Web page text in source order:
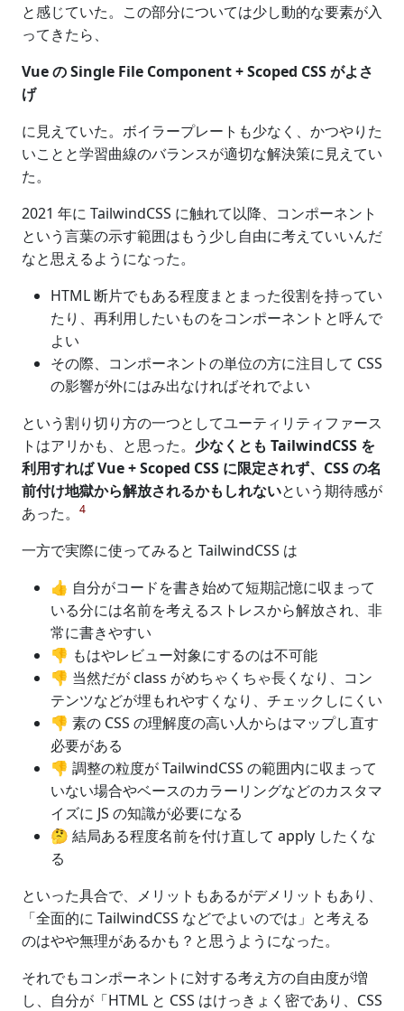
と感じていた。この部分については少し動的な要素が入
ってきたら、
Vue の Single File Component + Scoped CSS がよさ
げ
に見えていた。ボイラープレートも少なく、かつやりた
いことと学習曲線のバランスが適切な解決策に見えてい
た。
2021 年に TailwindCSS に触れて以降、コンポーネント
という言葉の示す範囲はもう少し自由に考えていいんだ
なと思えるようになった。
HTML 断片でもある程度まとまった役割を持ってい
たり、再利用したいものをコンポーネントと呼んで
よい
その際、コンポーネントの単位の方に注目して CSS
の影響が外にはみ出なければそれでよい
という割り切り方の一つとしてユーティリティファース
トはアリかも、と思った。 少なくとも TailwindCSS を
利用すれば Vue + Scoped CSS に限定されず、CSS の名
前付け地獄から解放されるかもしれないという期待感が
あった。
4
一方で実際に使ってみると TailwindCSS は
👍 自分がコードを書き始めて短期記憶に収まって
いる分には名前を考えるストレスから解放され、非
常に書きやすい
👎 もはやレビュー対象にするのは不可能
👎 当然だが class がめちゃくちゃ長くなり、コン
テンツなどが埋もれやすくなり、チェックしにくい
👎 素の CSS の理解度の高い人からはマップし直す
必要がある
👎 調整の粒度が TailwindCSS の範囲内に収まって
いない場合やベースのカラーリングなどのカスタマ
イズに JS の知識が必要になる
🤔 結局ある程度名前を付け直して apply したくな
る
といった具合で、メリットもあるがデメリットもあり、
「全面的に TailwindCSS などでよいのでは」と考える
のはやや無理があるかも？と思うようになった。
それでもコンポーネントに対する考え方の自由度が増
し、自分が「HTML と CSS はけっきょく密であり、CSS